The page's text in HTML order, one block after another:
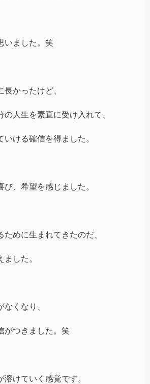
いました。笑
長かったけど、
の人生を素直に受け入れて、
いける確信を得ました。
び、希望を感じました。
ために生まれてきたのだ、
ました。
なくなり、
がつきました。笑
溶けていく感覚です。